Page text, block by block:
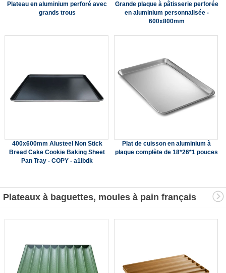
Plateau en aluminium perforé avec
grands trous
Grande plaque à pâtisserie perforée
en aluminium personnalisée -
600x800mm
400x600mm Alusteel Non Stick
Bread Cake Cookie Baking Sheet
Pan Tray - COPY - a1lbdk
Plat de cuisson en aluminium à
plaque complète de 18*26*1 pouces
Plateaux à baguettes, moules à pain français